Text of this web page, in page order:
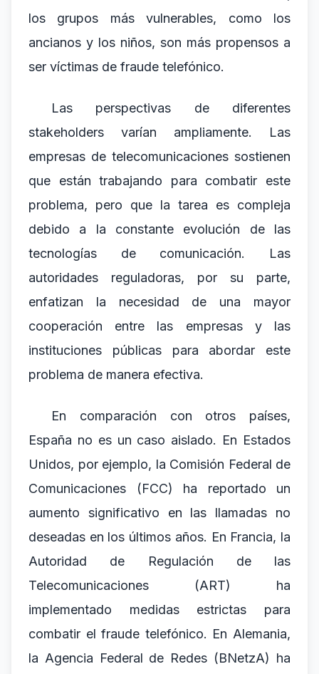
los grupos más vulnerables, como los
ancianos y los niños, son más propensos a
ser víctimas de fraude telefónico.
Las perspectivas de diferentes
stakeholders varían ampliamente. Las
empresas de telecomunicaciones sostienen
que están trabajando para combatir este
problema, pero que la tarea es compleja
debido a la constante evolución de las
tecnologías de comunicación. Las
autoridades reguladoras, por su parte,
enfatizan la necesidad de una mayor
cooperación entre las empresas y las
instituciones públicas para abordar este
problema de manera efectiva.
En comparación con otros países,
España no es un caso aislado. En Estados
Unidos, por ejemplo, la Comisión Federal de
Comunicaciones (FCC) ha reportado un
aumento significativo en las llamadas no
deseadas en los últimos años. En Francia, la
Autoridad de Regulación de las
Telecomunicaciones (ART) ha
implementado medidas estrictas para
combatir el fraude telefónico. En Alemania,
la Agencia Federal de Redes (BNetzA) ha